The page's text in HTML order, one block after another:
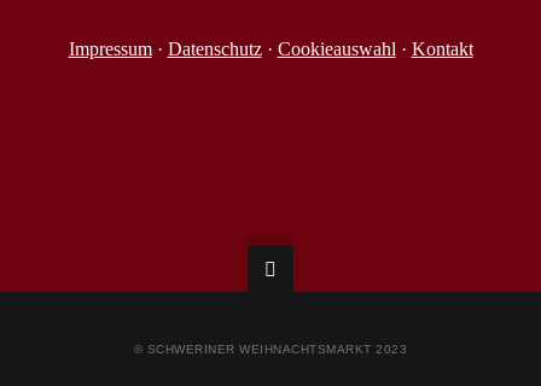
Impressum· Datenschutz· Cookieauswahl · Kontakt
© SCHWERINER WEIHNACHTSMARKT 2023